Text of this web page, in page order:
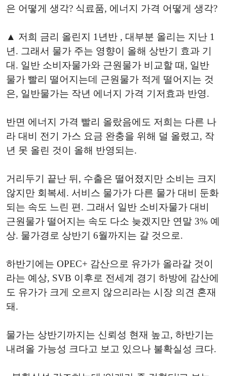
은 어떻게 생각? 식료품, 에너지 가격 어떻게 생각?
▲ 저희 금리 올린지 1년반 , 대부분 올리는 지난 1
년. 그래서 물가 주는 영향이 올해 상반기 효과 기
대. 일반 소비자물가와 근원물가 비교할 때, 일반
물가 빨리 떨어지는데 근원물가 적게 떨어지는 것
은, 일반물가는 작년 에너지 가격 기저효과 반영.
반면 에너지 가격 빨리 올랐음에도 저희는 다른 나
라 대비 전기 가스 요금 완충을 위해 덜 올렸고, 작
년 못 올린 것이 올해 반영되는.
거리두기 끝난 뒤, 수출은 떨어졌지만 소비는 크지
않지만 회복세. 서비스 물가가 다른 물가 대비 둔화
되는 속도 느린 편. 그래서 일반 소비자물가 대비
근원물가 떨어지는 속도 다소 늦겠지만 연말 3% 예
상. 물가경로 상반기 6월까지는 갈 것으로.
하반기에는 OPEC+ 감산으로 유가가 올라갈 것이
라는 예상, SVB 이후로 전세계 경기 하방에 감산에
도 유가가 크게 오르지 않으리라는 시장 의견 혼재
돼.
물가는 상반기까지는 신뢰성 현재 높고, 하반기는
내려올 가능성 크다고 보고 있으나 불확실성 크다.